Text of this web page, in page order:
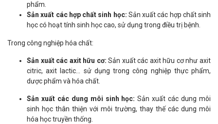
phẩm.
Sản xuất các hợp chất sinh học: Sản xuất các hợp chất sinh
học có hoạt tính sinh học cao, sử dụng trong điều trị bệnh.
Trong công nghiệp hóa chất:
Sản xuất các axit hữu cơ: Sản xuất các axit hữu cơ như axit
citric, axit lactic... sử dụng trong công nghiệp thực phẩm,
dược phẩm và hóa chất.
Sản xuất các dung môi sinh học: Sản xuất các dung môi
sinh học thân thiện với môi trường, thay thế các dung môi
hóa học truyền thống.